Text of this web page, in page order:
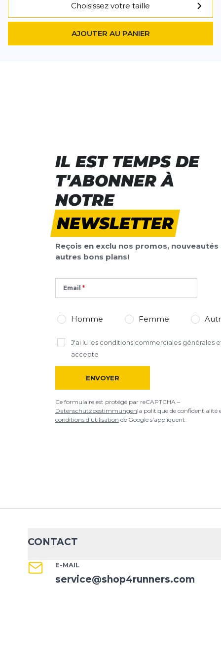
Choisissez votre taille
AJOUTER AU PANIER
IL EST TEMPS DE
T'ABONNER À
NOTRE
NEWSLETTER
Reçois en exclu nos promos, nouveautés
autres bons plans!
Email
Homme Femme
J'ai lu les conditions commerciales générales
accepte
ENVOYER
Ce formulaire est protégé par reCAPTCHA –
Datenschutzbestimmungenla politique de confidentialité
conditions d'utilisation de Google s'appliquent.
CONTACT
E-MAIL
service@shop4runners.com